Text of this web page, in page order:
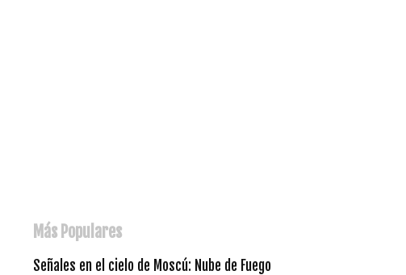
Más Populares
Señales en el cielo de Moscú: Nube de Fuego